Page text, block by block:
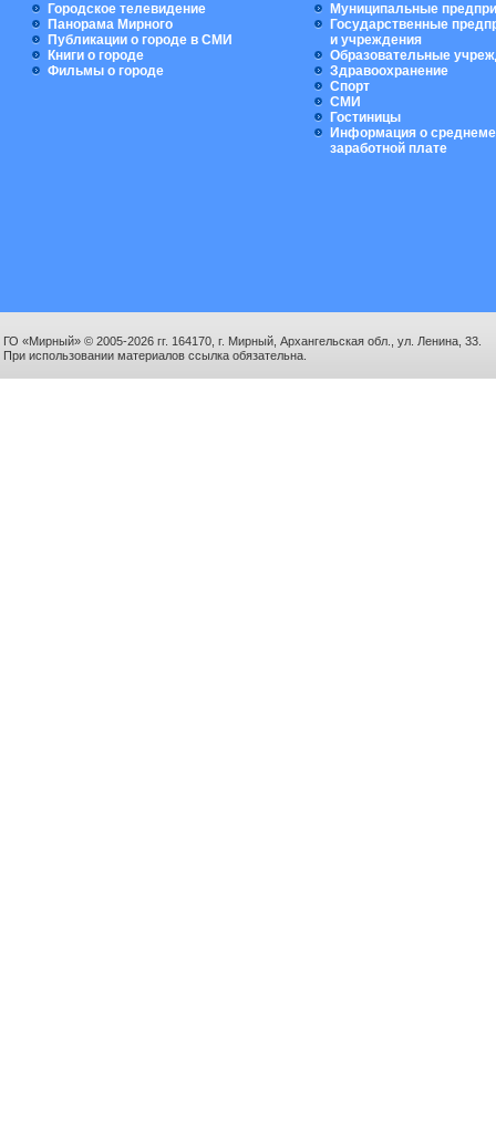
Городское телевидение
Панорама Мирного
Публикации о городе в СМИ
Книги о городе
Фильмы о городе
Муниципальные
Государственные
и учреждения
Образовательные
Здравоохранение
Спорт
СМИ
Гостиницы
Информация о
заработной плате
ГО «Мирный» © 2005-2026 гг. 164170, г. Мирный, Архангельская обл., ул. Ленина, 33.
При использовании материалов ссылка обязательна.